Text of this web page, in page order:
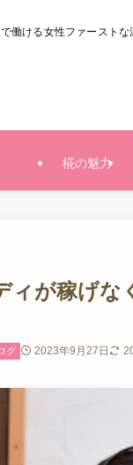
働ける女性ファーストな
椛の魅力
ィが稼げな
グ 2023年9月27日